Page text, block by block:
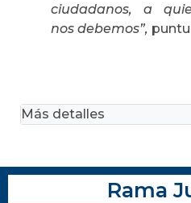
ciudadanos, a
nos debemos”,
Más detalles
Rama